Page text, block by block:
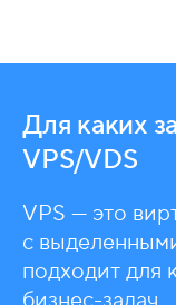
Для каких
VPS/VDS
VPS — это
с
подходит для